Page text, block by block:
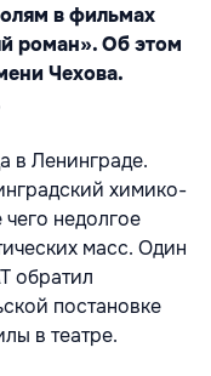
в фильмах
роман». Об этом
Чехова.
в Ленинграде.
химико-
чего недолгое
масс. Один
обратил
постановке
в театре.